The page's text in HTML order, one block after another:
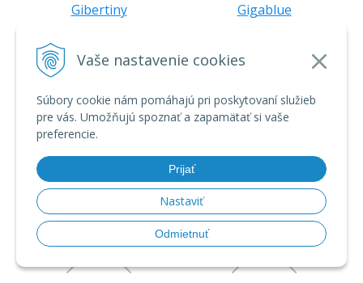
Vaše nastavenie cookies
Súbory cookie nám pomáhajú pri poskytovaní služieb
pre vás. Umožňujú spoznať a zapamätať si vaše
preferencie.
Prijať
Nastaviť
Odmietnuť
Gibertiny Gigablue
GMC GOGEN